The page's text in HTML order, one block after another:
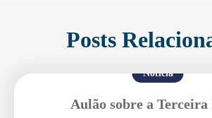
Posts
Notícia
Aulão sobre a Terceira